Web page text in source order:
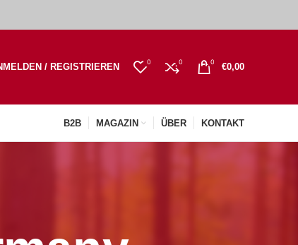
/ REGISTRIEREN 0 0 0 €0,00
B2B MAGAZIN ÜBER KONTAKT